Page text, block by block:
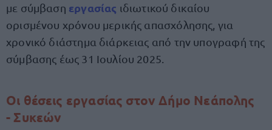
με σύμβαση εργασίας ιδιωτικού δικαίου
ορισμένου χρόνου μερικής απασχόλησης, για
χρονικό διάστημα διάρκειας από την υπογραφή της
σύμβασης έως 31 Ιουλίου 2025.
Οι θέσεις εργασίας στον Δήμο Νεάπολης
- Συκεών